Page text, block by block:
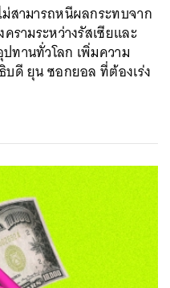
สามารถหนีผลกระทบจาก
รามระหว่างรัสเซียและ
ทานทั่วโลก เพิ่มความ
ดี ยุน ซอกยอล ที่ต้องเร่ง